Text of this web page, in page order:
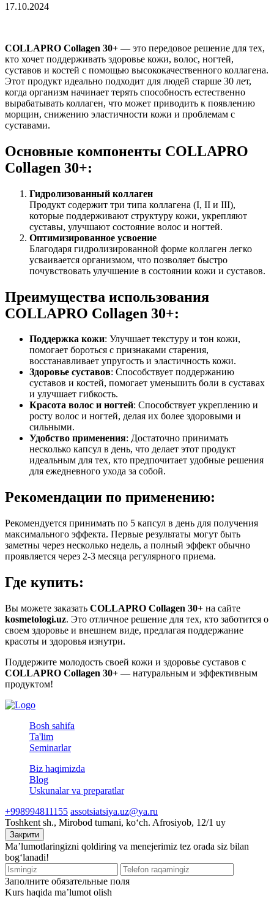
17.10.2024
COLLAPRO Collagen 30+ — это передовое решение для тех,
кто хочет поддерживать здоровье кожи, волос, ногтей,
суставов и костей с помощью высококачественного коллагена.
Этот продукт идеально подходит для людей старше 30 лет,
когда организм начинает терять способность естественно
вырабатывать коллаген, что может приводить к появлению
морщин, снижению эластичности кожи и проблемам с
суставами.
Основные компоненты COLLAPRO
Collagen 30+:
Гидролизованный коллаген
Продукт содержит три типа коллагена (I, II и III),
которые поддерживают структуру кожи, укрепляют
суставы, улучшают состояние волос и ногтей.
Оптимизированное усвоение
Благодаря гидролизированной форме коллаген легко
усваивается организмом, что позволяет быстро
почувствовать улучшение в состоянии кожи и суставов.
Преимущества использования
COLLAPRO Collagen 30+:
Поддержка кожи: Улучшает текстуру и тон кожи,
помогает бороться с признаками старения,
восстанавливает упругость и эластичность кожи.
Здоровье суставов: Способствует поддержанию
суставов и костей, помогает уменьшить боли в суставах
и улучшает гибкость.
Красота волос и ногтей: Способствует укреплению и
росту волос и ногтей, делая их более здоровыми и
сильными.
Удобство применения: Достаточно принимать
несколько капсул в день, что делает этот продукт
идеальным для тех, кто предпочитает удобные решения
для ежедневного ухода за собой.
Рекомендации по применению:
Рекомендуется принимать по 5 капсул в день для получения
максимального эффекта. Первые результаты могут быть
заметны через несколько недель, а полный эффект обычно
проявляется через 2-3 месяца регулярного приема.
Где купить:
Вы можете заказать COLLAPRO Collagen 30+ на сайте
kosmetologi.uz. Это отличное решение для тех, кто заботится о
своем здоровье и внешнем виде, предлагая поддержание
красоты и здоровья изнутри.
Поддержите молодость своей кожи и здоровье суставов с
COLLAPRO Collagen 30+ — натуральным и эффективным
продуктом!
Bosh sahifa
Ta'lim
Seminarlar
Biz haqimizda
Blog
Uskunalar va preparatlar
+998994811155 assotsiatsiya.uz@ya.ru
Toshkent sh., Mirobod tumani, koʻch. Afrosiyob, 12/1 uy
Закрити
Ma’lumotlaringizni qoldiring va menejerimiz tez orada siz bilan
bog‘lanadi!
Заполните обязательные поля
Kurs haqida ma’lumot olish